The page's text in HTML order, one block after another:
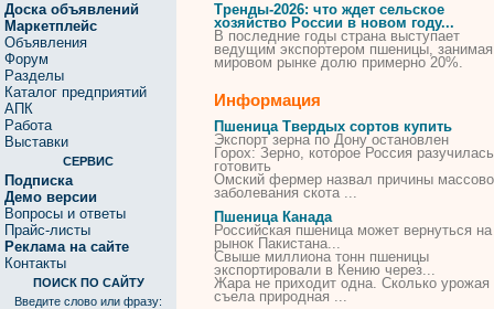
Доска объявлений
Маркетплейс
Объявления
Форум
Разделы
Каталог предприятий
АПК
Работа
Выставки
СЕРВИС
Подписка
Демо версии
Вопросы и ответы
Прайс-листы
Реклама на сайте
Контакты
ПОИСК ПО САЙТУ
Введите слово или фразу:
Тренды-2026: что ждет сельское
хозяйство России в новом году...
В последние годы страна выступает
ведущим экспортером пшеницы,
мировом рынке долю примерно 20%.
Информация
Пшеница Твердых сортов купить
Экспорт зерна по Дону остановлен
Горох: Зерно, которое Россия разучилась
готовить
Омский фермер назвал причины
заболевания скота ...
Пшеница Канада
Российская пшеница может вернуться на
рынок Пакистана...
Свыше миллиона тонн пшеницы
экспортировали в Кению через...
Жара не приходит одна. Сколько урожая
съела природная ...